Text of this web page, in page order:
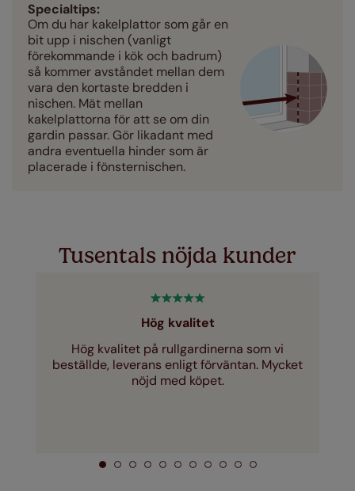
Specialtips:
Om du har kakelplattor som går en
bit upp i nischen (vanligt
förekommande i kök och badrum)
så kommer avståndet mellan dem
vara den kortaste bredden i
nischen. Mät mellan
kakelplattorna för att se om din
gardin passar. Gör likadant med
andra eventuella hinder som är
placerade i fönsternischen.
Tusentals nöjda kunder
Hög kvalitet
Hög kvalitet på rullgardinerna som vi
beställde, leverans enligt förväntan. Mycket
nöjd med köpet.